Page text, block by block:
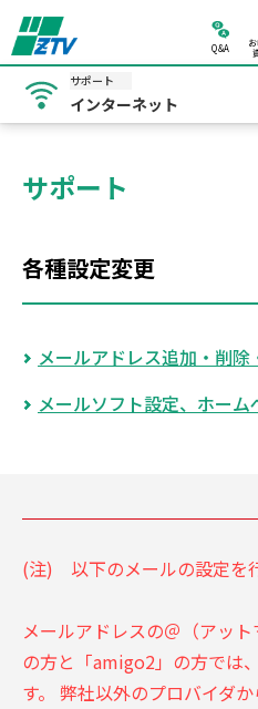
Q&A
サポート
インターネット
サポート
各種設定変更
メールアドレス追加・削
メールソフト設定、ホー
(注) 以下のメールの設定を
メールアドレスの＠（アッ
の方と「amigo2」の方では
す。 弊社以外のプロバイダ